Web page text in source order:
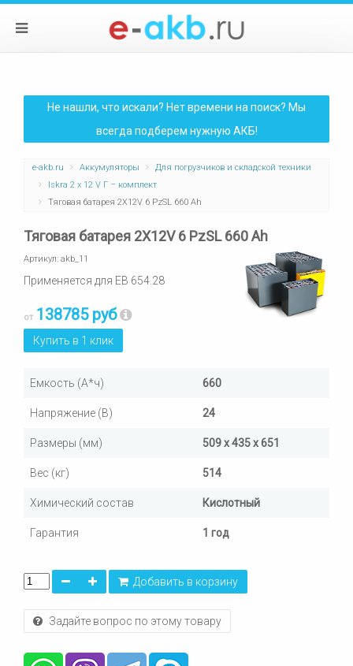
Не нашли, что искали? Нет времени на поиск? Мы
всегда подберем нужную АКБ!
e-akb.ru Аккумуляторы
Для погрузчиков и складской техники
Iskra 2 x 12 V Г – комплект
Тяговая батарея 2Х12V 6 PzSL 660 Ah
Тяговая батарея 2Х12V 6 PzSL 660 Ah
Артикул: akb_11
Применяется для ЕВ 654.28
от 138785 руб
Купить в 1 клик
Емкость (А*ч) 660
Напряжение (В) 24
Размеры (мм) 509 x 435 x 651
Вес (кг) 514
Химический состав Кислотный
Гарантия 1 год
Добавить в корзину
Задайте вопрос по этому товару